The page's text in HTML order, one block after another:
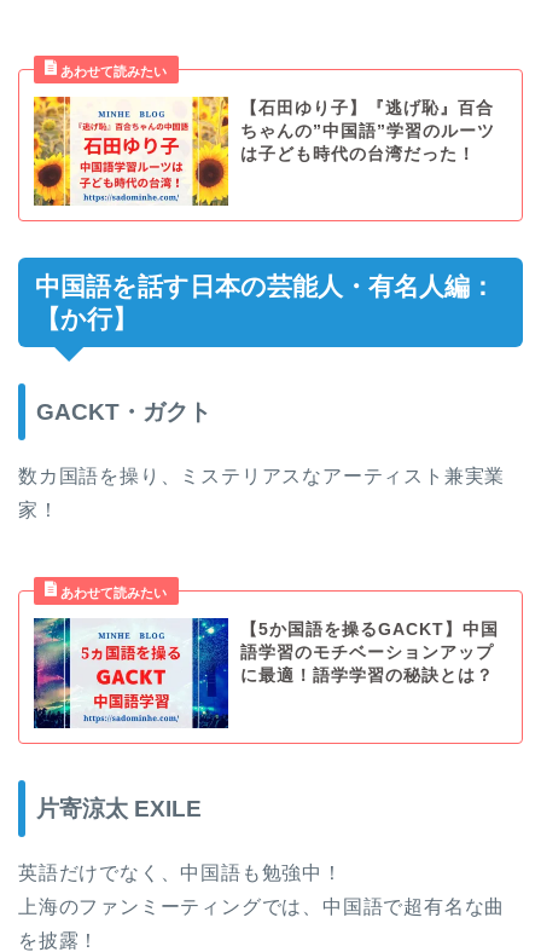
【石田ゆり子】『逃げ恥』百合
ちゃんの”中国語”学習のルーツ
は子ども時代の台湾だった！
中国語を話す日本の芸能人・有名人編：
【か行】
GACKT・ガクト
数カ国語を操り、ミステリアスなアーティスト兼実業
家！
【5か国語を操るGACKT】中国
語学習のモチベーションアップ
に最適！語学学習の秘訣とは？
片寄涼太 EXILE
英語だけでなく、中国語も勉強中！
上海のファンミーティングでは、中国語で超有名な曲
を披露！